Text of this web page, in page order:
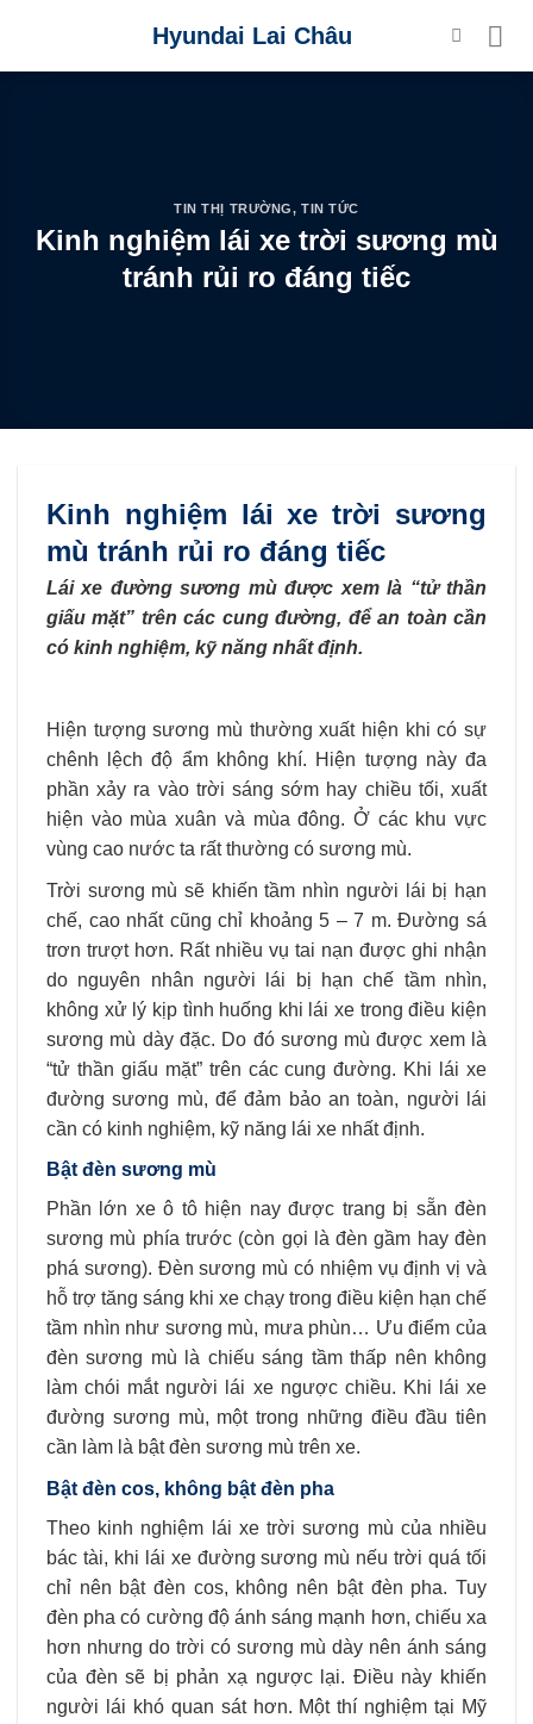
content
Hyundai Lai Châu
TIN THỊ TRƯỜNG,TIN TỨC
Kinh nghiệm lái xe trời sương mù
tránh rủi ro đáng tiếc
Kinh nghiệm lái xe trời sương
mù tránh rủi ro đáng tiếc
Lái xe đường sương mù được xem là “tử thần
giấu mặt” trên các cung đường, để an toàn cần
có kinh nghiệm, kỹ năng nhất định.
Hiện tượng sương mù thường xuất hiện khi có sự
chênh lệch độ ẩm không khí. Hiện tượng này đa
phần xảy ra vào trời sáng sớm hay chiều tối, xuất
hiện vào mùa xuân và mùa đông. Ở các khu vực
vùng cao nước ta rất thường có sương mù.
Trời sương mù sẽ khiến tầm nhìn người lái bị hạn
chế, cao nhất cũng chỉ khoảng 5 – 7 m. Đường sá
trơn trượt hơn. Rất nhiều vụ tai nạn được ghi nhận
do nguyên nhân người lái bị hạn chế tầm nhìn,
không xử lý kịp tình huống khi lái xe trong điều kiện
sương mù dày đặc. Do đó sương mù được xem là
“tử thần giấu mặt” trên các cung đường. Khi lái xe
đường sương mù, để đảm bảo an toàn, người lái
cần có kinh nghiệm, kỹ năng lái xe nhất định.
Bật đèn sương mù
Phần lớn xe ô tô hiện nay được trang bị sẵn đèn
sương mù phía trước (còn gọi là đèn gầm hay đèn
phá sương). Đèn sương mù có nhiệm vụ định vị và
hỗ trợ tăng sáng khi xe chạy trong điều kiện hạn chế
tầm nhìn như sương mù, mưa phùn… Ưu điểm của
đèn sương mù là chiếu sáng tầm thấp nên không
làm chói mắt người lái xe ngược chiều. Khi lái xe
đường sương mù, một trong những điều đầu tiên
cần làm là bật đèn sương mù trên xe.
Bật đèn cos, không bật đèn pha
Theo kinh nghiệm lái xe trời sương mù của nhiều
bác tài, khi lái xe đường sương mù nếu trời quá tối
chỉ nên bật đèn cos, không nên bật đèn pha. Tuy
đèn pha có cường độ ánh sáng mạnh hơn, chiếu xa
hơn nhưng do trời có sương mù dày nên ánh sáng
của đèn sẽ bị phản xạ ngược lại. Điều này khiến
người lái khó quan sát hơn. Một thí nghiệm tại Mỹ